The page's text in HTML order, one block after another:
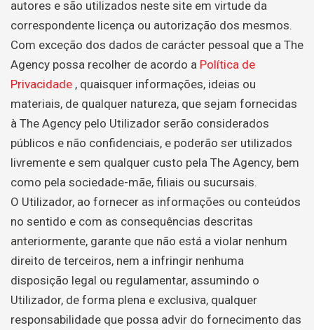
autores e são utilizados neste site em virtude da
correspondente licença ou autorização dos mesmos.
Com exceção dos dados de carácter pessoal que a The
Agency possa recolher de acordo a Política de
Privacidade , quaisquer informações, ideias ou
materiais, de qualquer natureza, que sejam fornecidas
à The Agency pelo Utilizador serão considerados
públicos e não confidenciais, e poderão ser utilizados
livremente e sem qualquer custo pela The Agency, bem
como pela sociedade-mãe, filiais ou sucursais.
O Utilizador, ao fornecer as informações ou conteúdos
no sentido e com as consequências descritas
anteriormente, garante que não está a violar nenhum
direito de terceiros, nem a infringir nenhuma
disposição legal ou regulamentar, assumindo o
Utilizador, de forma plena e exclusiva, qualquer
responsabilidade que possa advir do fornecimento das